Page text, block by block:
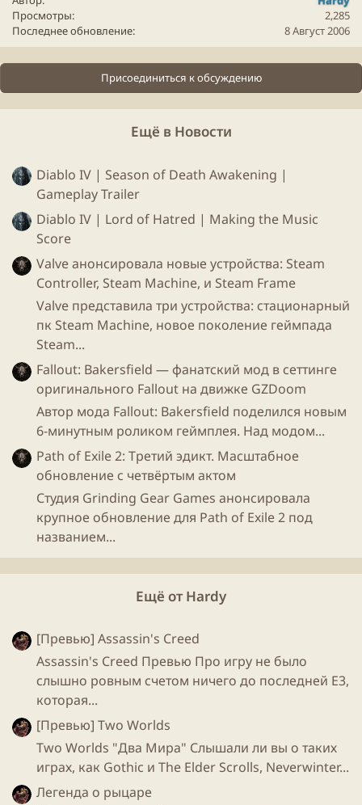
Просмотры
2,285
Последнее обновление
8 Август 2006
Присоединиться к обсуждению
Ещё в Новости
Diablo IV | Season of Death Awakening |
Gameplay Trailer
Diablo IV | Lord of Hatred | Making the Music
Score
Valve анонсировала новые устройства: Steam
Controller, Steam Machine, и Steam Frame
Valve представила три устройства: стационарный
пк Steam Machine, новое поколение геймпада
Steam...
Fallout: Bakersfield — фанатский мод в сеттинге
оригинального Fallout на движке GZDoom
Автор мода Fallout: Bakersfield поделился новым
6-минутным роликом геймплея. Над модом...
Path of Exile 2: Третий эдикт. Масштабное
обновление с четвёртым актом
Студия Grinding Gear Games анонсировала
крупное обновление для Path of Exile 2 под
названием...
Ещё от Hardy
[Превью] Assassin's Creed
Assassin's Creed Превью Про игру не было
слышно ровным счетом ничего до последней Е3,
которая...
[Превью] Two Worlds
Two Worlds "Два Мира" Слышали ли вы о таких
играх, как Gothic и The Elder Scrolls, Neverwinter...
Легенда о рыцаре